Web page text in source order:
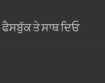
ਫੈਸਬੁੱਕ ਤੇ ਸਾਥ ਦਿਓ